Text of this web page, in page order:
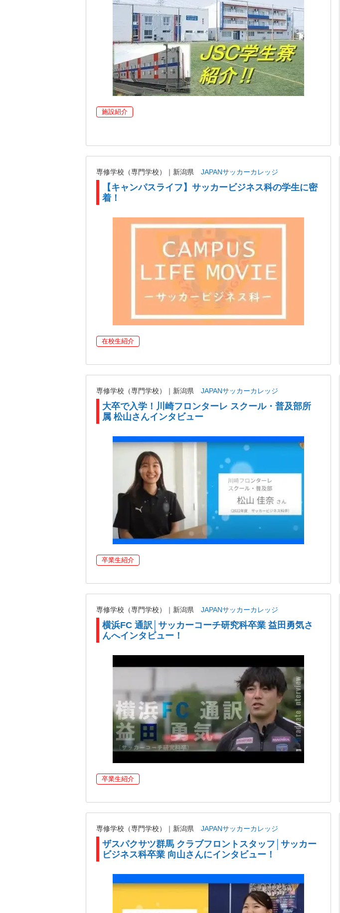
施設紹介
専修学校（専門学校）｜新潟県 JAPANサッカーカレッジ
【キャンパスライフ】サッカービジネス科の学生に密
着！
在校生紹介
専修学校（専門学校）｜新潟県 JAPANサッカーカレッジ
大卒で入学！川崎フロンターレ スクール・普及部所
属 松山さんインタビュー
卒業生紹介
専修学校（専門学校）｜新潟県 JAPANサッカーカレッジ
横浜FC 通訳│サッカーコーチ研究科卒業 益田勇気さ
んへインタビュー！
卒業生紹介
専修学校（専門学校）｜新潟県 JAPANサッカーカレッジ
ザスパクサツ群馬 クラブフロントスタッフ│サッカー
ビジネス科卒業 向山さんにインタビュー！